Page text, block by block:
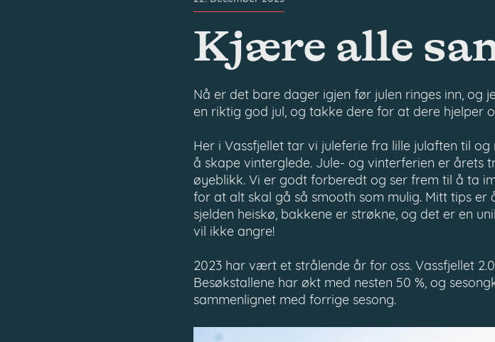
Kjære alle
Nå er det bare dager igjen før julen ringes inn, og
en riktig god jul, og takke dere for at dere hjelper
Her i Vassfjellet tar vi juleferie fra lille julaften til
å skape vinterglede. Jule- og vinterferien er årets
øyeblikk. Vi er godt forberedt og ser frem til å ta
for at alt skal gå så smooth som mulig. Mitt tips er
sjelden heiskø, bakkene er strøkne, og det er en
vil ikke angre!
2023 har vært et strålende år for oss. Vassfjellet
Besøkstallene har økt med nesten 50 %, og
sammenlignet med forrige sesong.